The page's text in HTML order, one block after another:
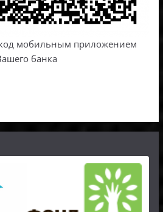
код мобильным приложением
банка